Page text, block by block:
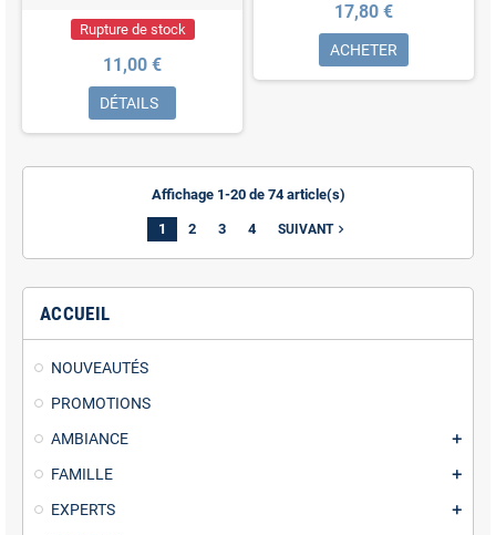
ACCUEIL
NOUVEAUTÉS
PROMOTIONS
AMBIANCE
FAMILLE
EXPERTS
Rupture de stock
11,00 €
DÉTAILS
17,80 €
ACHETER
Affichage 1-20 de 74 article(s)
1 2 3 4 SUIVANTnavigate_next